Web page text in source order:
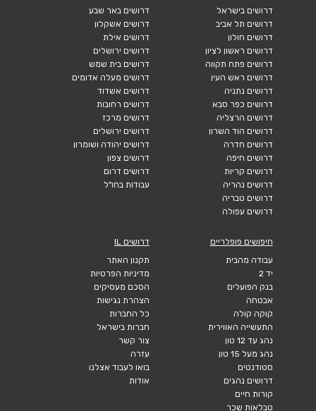
דרושים בישראל
דרושים תל אביב
דרושים חולון
דרושים ראשון לציון
דרושים פתח תקווה
דרושים ראש העין
דרושים נתניה
דרושים כפר סבא
דרושים הרצליה
דרושים הוד השרון
דרושים חדרה
דרושים חיפה
דרושים קריות
דרושים נהריה
דרושים טבריה
דרושים עפולה
דרושים באר שבע
דרושים אשקלון
דרושים אילת
דרושים ירושלים
דרושים בית שמש
דרושים מעלה אדומים
דרושים אשדוד
דרושים רחובות
דרושים מרכז
דרושים ירושלים
דרושים יהודה ושומרון
דרושים צפון
דרושים דרום
עבודות בחו"ל
חיפושים פופלריים
עבודה מהבית
יד 2
בנק הפועלים
אבטחה
קוקה קולה
התעשייה האווירית
נהג עד 12 טון
נהג מעל 15 טון
סטודנטים
דרושים נהגים
קורות חיים
טבלאות שכר
דרושים IL
תקנון האתר
מדיניות הפרטיות
הסכם מעסיקים
הצהרת נגישות
כל החברות
חברות בישראל
צור קשר
עזרה
בואו לעבוד אצלנו
אודות